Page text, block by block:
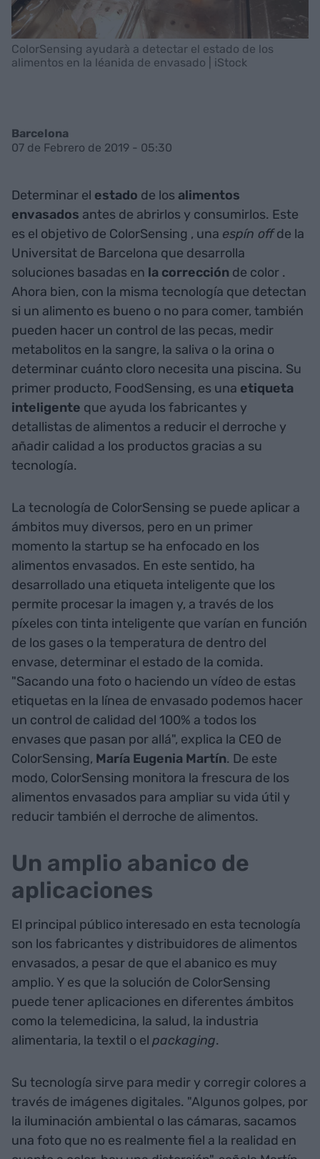
ColorSensing ayudarà a detectar el estado de los
alimentos en la léanida de envasado | iStock
Barcelona
07 de Febrero de 2019 - 05:30
Determinar el estado de losalimentos
envasados antes de abrirlos y consumirlos. Este
es el objetivo de ColorSensing , una espín offde la
Universitat de Barcelona que desarrolla
soluciones basadas en la corrección de color .
Ahora bien, con la misma tecnología que detectan
si un alimento es bueno o no para comer, también
pueden hacer un control de las pecas, medir
metabolitos en la sangre, la saliva o la orina o
determinar cuánto cloro necesita una piscina. Su
primer producto, FoodSensing, es una etiqueta
inteligente que ayuda los fabricantes y
detallistas de alimentos a reducir el derroche y
añadir calidad a los productos gracias a su
tecnología.
La tecnología de ColorSensing se puede aplicar a
ámbitos muy diversos, pero en un primer
momento la startup se ha enfocado en los
alimentos envasados. En este sentido, ha
desarrollado una etiqueta inteligente que los
permite procesar la imagen y, a través de los
píxeles con tinta inteligente que varían en función
de los gases o la temperatura de dentro del
envase, determinar el estado de la comida.
"Sacando una foto o haciendo un vídeo de estas
etiquetas en la línea de envasado podemos hacer
un control de calidad del 100% a todos los
envases que pasan por allá", explica la CEO de
ColorSensing, María Eugenia Martín. De este
modo, ColorSensing monitora la frescura de los
alimentos envasados para ampliar su vida útil y
reducir también el derroche de alimentos.
Un amplio abanico de
aplicaciones
El principal público interesado en esta tecnología
son los fabricantes y distribuidores de alimentos
envasados, a pesar de que el abanico es muy
amplio. Y es que la solución de ColorSensing
puede tener aplicaciones en diferentes ámbitos
como la telemedicina, la salud, la industria
alimentaria, la textil o el packaging.
Su tecnología sirve para medir y corregir colores a
través de imágenes digitales. "Algunos golpes, por
la iluminación ambiental o las cámaras, sacamos
una foto que no es realmente fiel a la realidad en